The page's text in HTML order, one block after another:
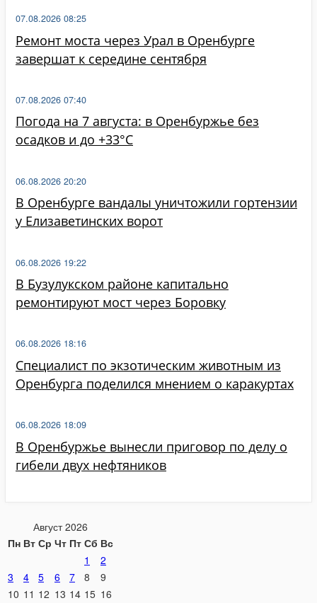
Ремонт моста через Урал в Оренбурге
завершат к середине сентября
07.08.2026 08:25
Погода на 7 августа: в Оренбуржье без
осадков и до +33°C
07.08.2026 07:40
В Оренбурге вандалы уничтожили гортензии
у Елизаветинских ворот
06.08.2026 20:20
В Бузулукском районе капитально
ремонтируют мост через Боровку
06.08.2026 19:22
Специалист по экзотическим животным из
Оренбурга поделился мнением о каракуртах
06.08.2026 18:16
В Оренбуржье вынесли приговор по делу о
гибели двух нефтяников
06.08.2026 18:09
Август 2026
Пн Вт Ср Чт Пт Сб Вс
1
2
3
4 5 6 7 8
9
10 11 12 13 14 15 16